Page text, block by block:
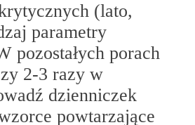
(lato,
parametry
pozostałych porach
2-3 razy w
dzienniczek
powtarzające